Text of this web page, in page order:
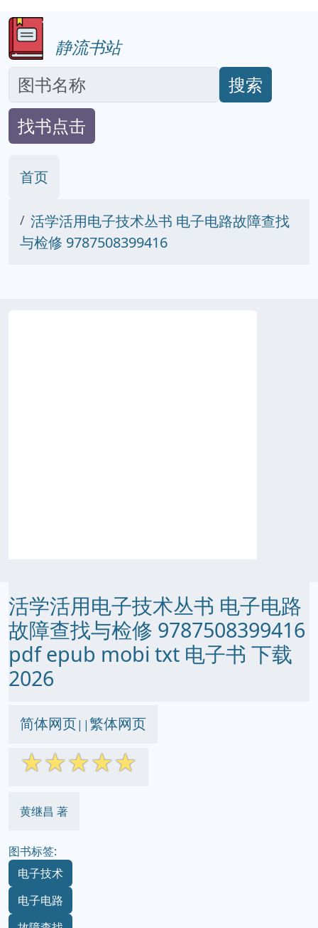
静流书站
搜索
找书点击
首页
活学活用电子技术丛书 电子电路故障查找
与检修 9787508399416
活学活用电子技术丛书 电子电路
故障查找与检修 9787508399416
pdf epub mobi txt 电子书 下载
2026
简体网页||繁体网页
☆☆☆☆☆
黄继昌 著
图书标签:
电子技术
电子电路